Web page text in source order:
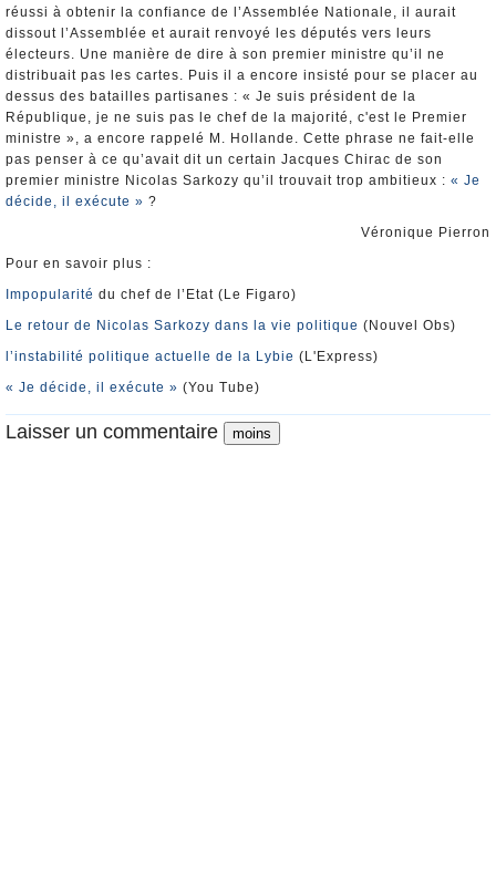
réussi à obtenir la confiance de l’Assemblée Nationale, il aurait
dissout l’Assemblée et aurait renvoyé les députés vers leurs
électeurs. Une manière de dire à son premier ministre qu’il ne
distribuait pas les cartes. Puis il a encore insisté pour se placer au
dessus des batailles partisanes : « Je suis président de la
République, je ne suis pas le chef de la majorité, c'est le Premier
ministre », a encore rappelé M. Hollande. Cette phrase ne fait-elle
pas penser à ce qu’avait dit un certain Jacques Chirac de son
premier ministre Nicolas Sarkozy qu’il trouvait trop ambitieux : « Je
décide, il exécute » ?
Véronique Pierron
Pour en savoir plus :
Impopularité du chef de l’Etat (Le Figaro)
Le retour de Nicolas Sarkozy dans la vie politique (Nouvel Obs)
l’instabilité politique actuelle de la Lybie (L'Express)
« Je décide, il exécute » (You Tube)
Laisser un commentaire